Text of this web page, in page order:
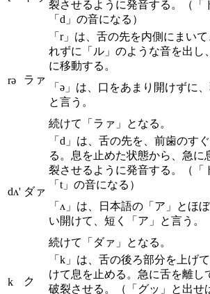
裂させるように発音する。（「
「d」の音になる）
rə ラァ
「r」は、舌の先を内側にまい
れずに「ル」のような音を出し
に移動する。
「ə」は、口をあまり開けずに
と言う。
続けて「ラァ」となる。
dʌ' ダァ
「d」は、舌の先を、前歯のす
る。息を止めた状態から、急に
裂させるように発音する。（「
「t」の音になる）
「ʌ」は、日本語の「ア」とほ
い開けて、短く「ア」と言う。
続けて「ダァ」となる。
k ク
「k」は、舌の後ろ部分を上げ
けて息を止める。急に舌を離し
破裂させる。（「グッ」と出せ